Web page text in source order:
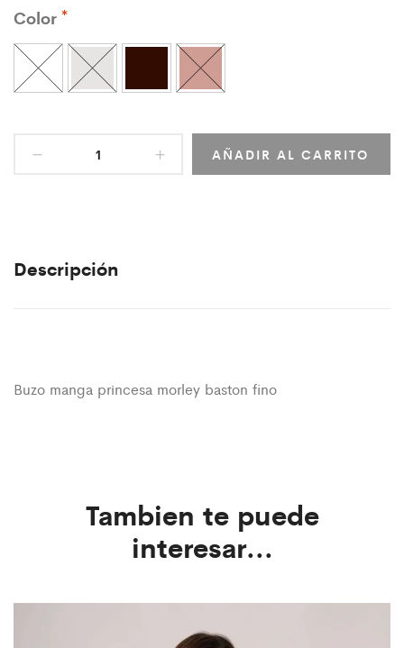
Color
AÑADIR AL CARRITO
Descripción
Buzo manga princesa morley baston fino
Tambien te puede
interesar...